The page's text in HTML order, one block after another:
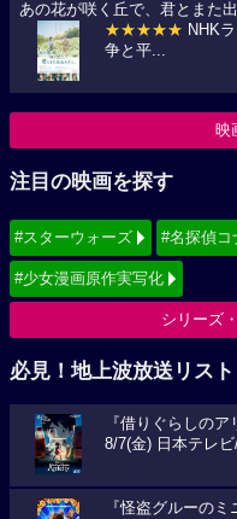
あの花が咲く丘で、君とまた出
★★★★★ NHK
争と平...
映
注目の映画を探す
#スターウォーズ #名探偵コ
#少女漫画原作実写化
シリーズ
必見！地上波放送リスト
『借りぐらしのア
8/7(金) 日本テレ
『怪盗グルーのミ